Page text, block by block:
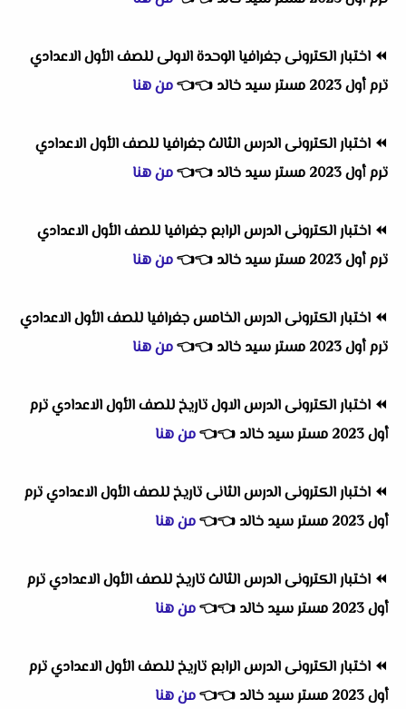
⏪ اختبار الكترونى جغرافيا الوحدة الاولى للصف الأول الاعدادي
ترم أول 2023 مستر سيد خالد
👈
👈من هنا
⏪ اختبار الكترونى الدرس الثالث جغرافيا للصف الأول الاعدادي
ترم أول 2023 مستر سيد خالد
👈
👈من هنا
⏪ اختبار الكترونى الدرس الرابع جغرافيا للصف الأول الاعدادي
ترم أول 2023 مستر سيد خالد
👈
👈من هنا
⏪ اختبار الكترونى الدرس الخامس جغرافيا للصف الأول الاعدادي
ترم أول 2023 مستر سيد خالد
👈
👈من هنا
⏪ اختبار الكترونى الدرس الاول تاريخ للصف الأول الاعدادي ترم
أول 2023 مستر سيد خالد
👈
👈من هنا
⏪ اختبار الكترونى الدرس الثانى تاريخ للصف الأول الاعدادي ترم
أول 2023 مستر سيد خالد
👈
👈من هنا
⏪ اختبار الكترونى الدرس الثالث تاريخ للصف الأول الاعدادي ترم
أول 2023 مستر سيد خالد
👈
👈من هنا
⏪ اختبار الكترونى الدرس الرابع تاريخ للصف الأول الاعدادي ترم
أول 2023 مستر سيد خالد
👈
👈من هنا